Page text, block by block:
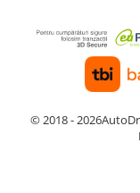
© 2018 -